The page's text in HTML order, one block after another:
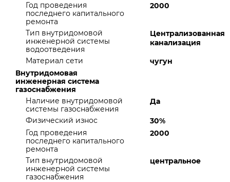
Год проведения
последнего капитального
ремонта
2000
Тип внутридомовой
инженерной системы
водоотведения
Централизованная
канализация
Материал сети
чугун
Внутридомовая
инженерная система
газоснабжения
Наличие внутридомовой
системы газоснабжения
Да
Физический износ
30%
Год проведения
последнего капитального
ремонта
2000
Тип внутридомовой
инженерной системы
газоснабжения
центральное